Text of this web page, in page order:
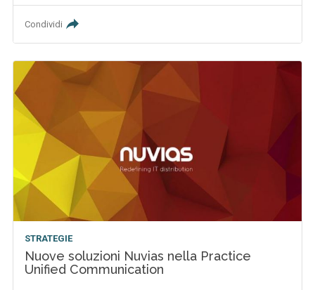
Condividi
STRATEGIE
Nuove soluzioni Nuvias nella Practice
Unified Communication